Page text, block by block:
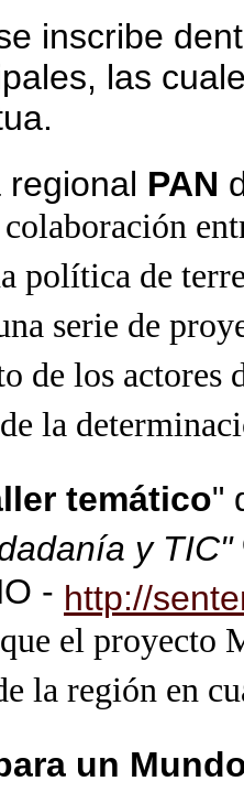
inscribe
las
regional PAN
política de
serie de
de los actores
la
temático"
y TIC"
- http://
el
la región en
un